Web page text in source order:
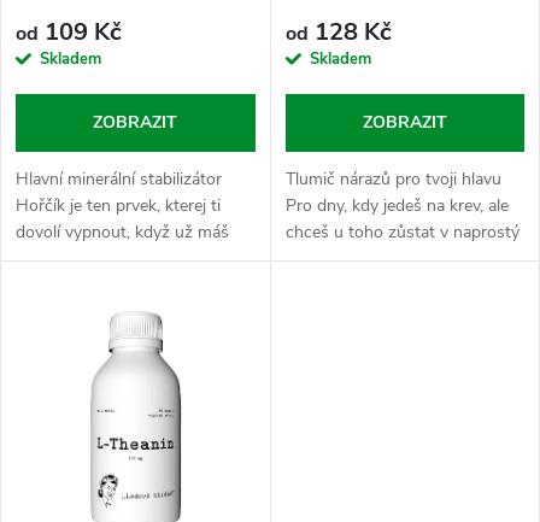
o
d
u
k
t
o
u
k
od 109 Kč
Skladem
ZOBRAZIT
Hlavní minerální stabilizátor
Hořčík je ten prvek, kterej ti
dovolí vypnout, když už máš
odmakáno. Zapadá do období
svůj výkon i následný...
od 128 Kč
Skladem
ZOBRAZIT
Tlumič nárazů pro tvoji hlavu
Pro dny, kdy jedeš na krev, ale
chceš u toho zůstat v naprostý
pohodě a nenechat se vytočit